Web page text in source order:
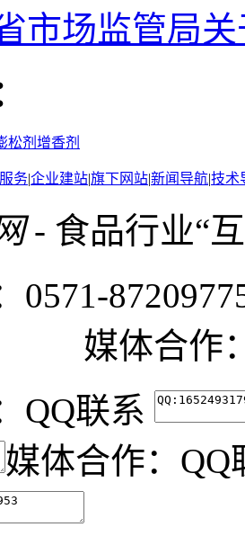
市场监管局
松剂 增香剂
务|企业建站|旗下网站|新闻导航|技术
- 食品行业“
0571-
媒体合作：
QQ联系
媒体合作：